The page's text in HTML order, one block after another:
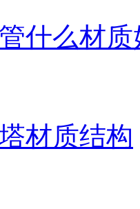
什么材质
材质结构